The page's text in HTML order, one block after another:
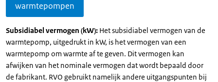
warmtepompen
Subsidiabel vermogen (kW): Het subsidiabel vermogen van de
warmtepomp, uitgedrukt in kW, is het vermogen van een
warmtepomp om warmte af te geven. Dit vermogen kan
afwijken van het nominale vermogen dat wordt bepaald door
de fabrikant. RVO gebruikt namelijk andere uitgangspunten bij